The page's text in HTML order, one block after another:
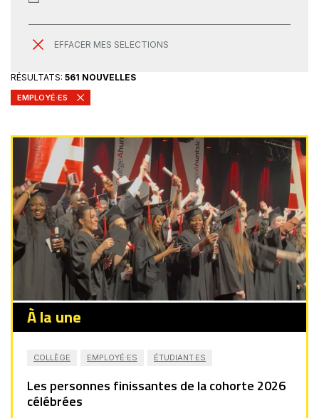
EFFACER MES SELECTIONS
RÉSULTATS: 561 NOUVELLES
EMPLOYÉ·ES
À la une
COLLÈGE EMPLOYÉ·ES ÉTUDIANT·ES
Les personnes finissantes de la cohorte 2026
célébrées